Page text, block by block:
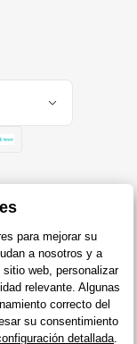
reservados
aplican
RIESENIA